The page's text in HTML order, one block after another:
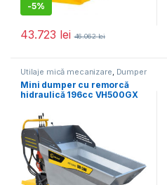
-5%
43.723 lei 46.062lei
Utilaje mică mecanizare, Dumper
Mini dumper cu remorcă
hidraulică 196cc VH500GX